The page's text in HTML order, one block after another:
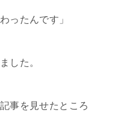
ったんです」
した。
事を見せたところ